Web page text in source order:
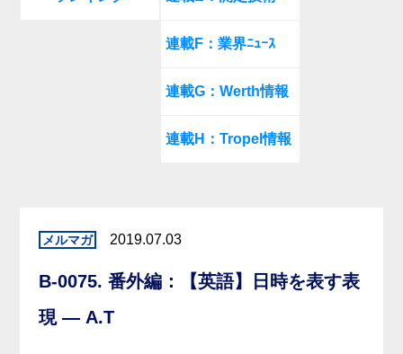
連載F：業界ﾆｭｰｽ
連載G：Werth情報
連載H：Tropel情報
2019.07.03
B-0075. 番外編：【英語】日時を表す表
現 — A.T